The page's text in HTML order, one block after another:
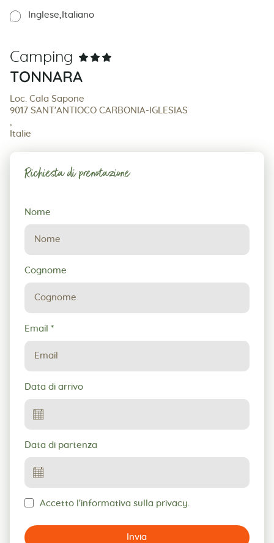
Inglese Italiano
Camping
TONNARA
Loc. Cala Sapone
9017 SANT'ANTIOCO CARBONIA-IGLESIAS
Italie
Richiesta di prenotazione
Richiesta
di
prenotazione
Nome
Cognome
Email *
Data di arrivo
Data di partenza
Accetto l'informativa sulla privacy.
Invia